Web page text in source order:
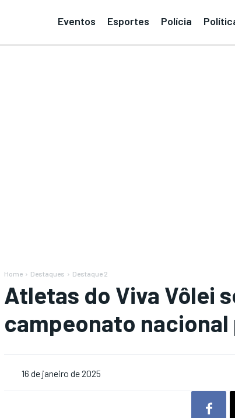
Eventos Esportes Polícia
Home Destaques Destaque 2
Atletas do Viva Vôlei
campeonato
16 de janeiro de 2025